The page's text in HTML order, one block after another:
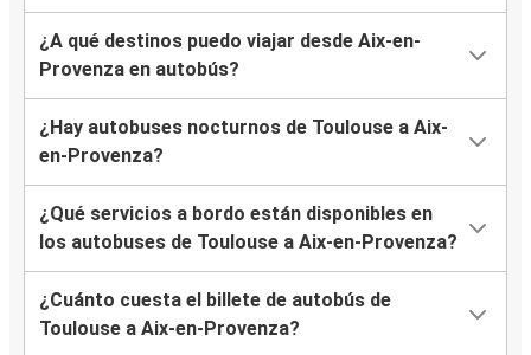
¿A qué destinos puedo viajar desde Aix-en-
Provenza en autobús?
¿Hay autobuses nocturnos de Toulouse a Aix-
en-Provenza?
¿Qué servicios a bordo están disponibles en
los autobuses de Toulouse a Aix-en-Provenza?
¿Cuánto cuesta el billete de autobús de
Toulouse a Aix-en-Provenza?